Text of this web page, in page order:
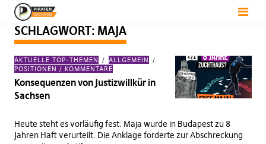
SCHLAGWORT: MAJA
AKTUELLE TOP-THEMEN
ALLGEMEIN
POSITIONEN / KOMMENTARE
Konsequenzen von Justizwillkür in
Sachsen
Heute steht es vorläufig fest: Maja wurde in Budapest zu 8
Jahren Haft verurteilt. Die Anklage forderte zur Abschreckung